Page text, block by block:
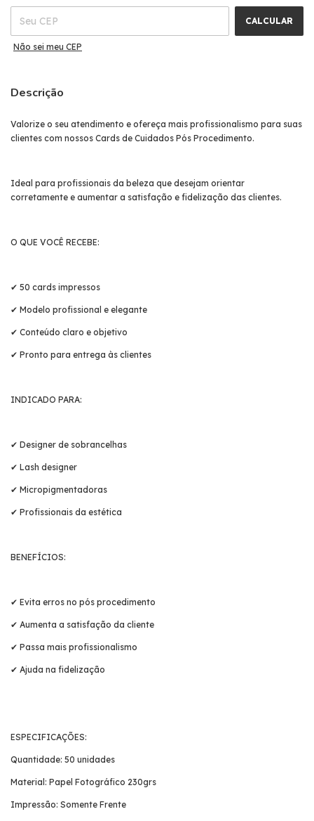
CALCULAR
Não sei meu CEP
Descrição
Valorize o seu atendimento e ofereça mais profissionalismo para suas
clientes com nossos Cards de Cuidados Pós Procedimento.
Ideal para profissionais da beleza que desejam orientar
corretamente e aumentar a satisfação e fidelização das clientes.
O QUE VOCÊ RECEBE:
✔ 50 cards impressos
✔ Modelo profissional e elegante
✔ Conteúdo claro e objetivo
✔ Pronto para entrega às clientes
INDICADO PARA:
✔ Designer de sobrancelhas
✔ Lash designer
✔ Micropigmentadoras
✔ Profissionais da estética
BENEFÍCIOS:
✔ Evita erros no pós procedimento
✔ Aumenta a satisfação da cliente
✔ Passa mais profissionalismo
✔ Ajuda na fidelização
ESPECIFICAÇÕES:
Quantidade: 50 unidades
Material: Papel Fotográfico 230grs
Impressão: Somente Frente